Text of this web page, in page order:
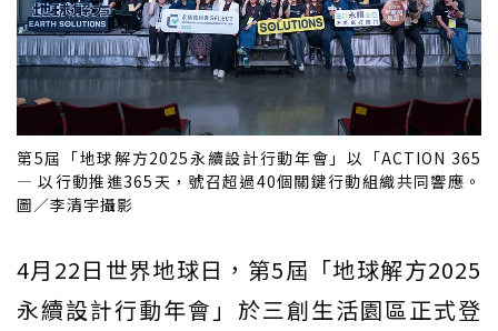
第5屆「地球解方2025永續設計行動年會」以「ACTION 365
— 以行動推進365天，號召超過40個關鍵行動組織共同響應。
圖／李清宇攝影
4月22日世界地球日，第5屆「地球解方2025
永續設計行動年會」於三創生活園區正式登